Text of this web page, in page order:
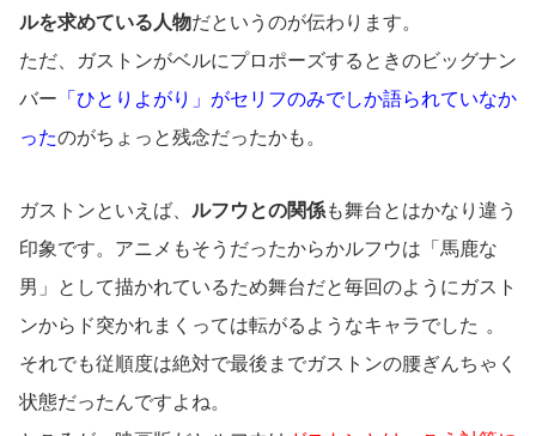
ルを求めている人物だというのが伝わります。
ただ、ガストンがベルにプロポーズするときのビッグナン
バー 「ひとりよがり」がセリフのみでしか語られていなか
ったのがちょっと残念だったかも。
ガストンといえば、 ルフウとの関係も舞台とはかなり違う
印象です。アニメもそうだったからかルフウは「馬鹿な
男」として描かれているため舞台だと毎回のようにガスト
ンからド突かれまくっては転がるようなキャラでした 。
それでも従順度は絶対で最後までガストンの腰ぎんちゃく
状態だったんですよね。